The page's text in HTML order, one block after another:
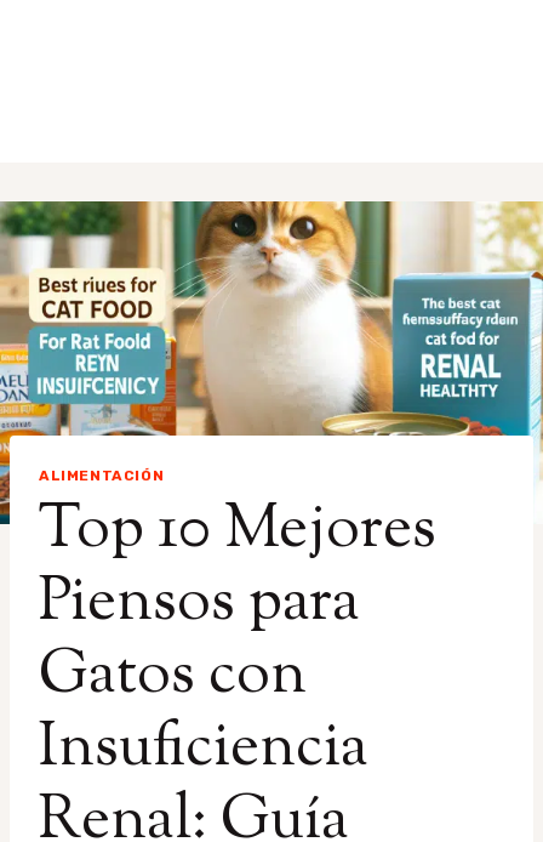
ALIMENTACIÓN
Top 10 Mejores
Piensos para
Gatos con
Insuficiencia
Renal: Guía